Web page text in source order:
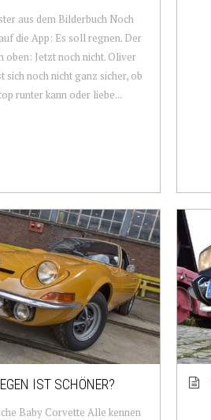
aus dem Bilderbuch Noch
die App: Es soll regnen. Der
oben: Jetzt noch nicht. Oliver
sich noch nicht ganz sicher, ob
runter kann oder liebe...
IST SCHÖNER?
Baby Corvette Alle kennen